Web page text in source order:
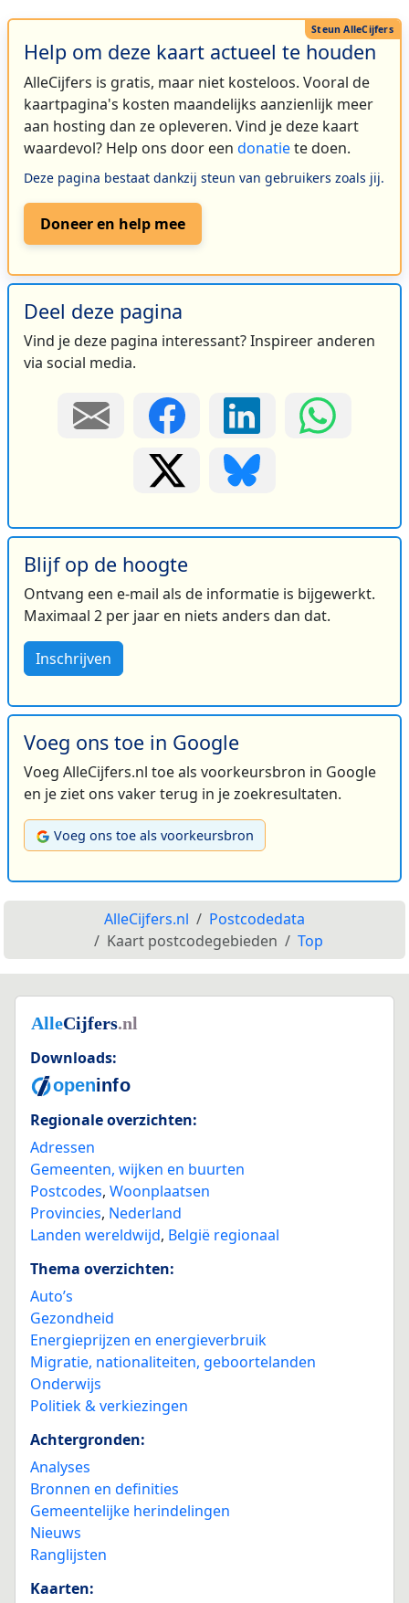
Help om deze kaart actueel te houden
AlleCijfers is gratis, maar niet kosteloos. Vooral de
kaartpagina's kosten maandelijks aanzienlijk meer
aan hosting dan ze opleveren. Vind je deze kaart
waardevol? Help ons door een donatiete doen.
Deze pagina bestaat dankzij steun van gebruikers zoals jij.
Doneer en help mee
Deel deze pagina
Vind je deze pagina interessant? Inspireer anderen
via social media.
Blijf op de hoogte
Ontvang een e-mail als de informatie is bijgewerkt.
Maximaal 2 per jaar en niets anders dan dat.
Inschrijven
Voeg ons toe in Google
Voeg AlleCijfers.nl toe als voorkeursbron in Google
en je ziet ons vaker terug in je zoekresultaten.
Voeg ons toe als voorkeursbron
AlleCijfers.nl
Postcodedata
Kaart postcodegebieden
Top
Downloads:
Regionale overzichten:
Adressen
Gemeenten, wijken en buurten
Postcodes, Woonplaatsen
Provincies, Nederland
Landen wereldwijd, België regionaal
Thema overzichten:
Auto’s
Gezondheid
Energieprijzen en energieverbruik
Migratie, nationaliteiten, geboortelanden
Onderwijs
Politiek & verkiezingen
Achtergronden:
Analyses
Bronnen en definities
Gemeentelijke herindelingen
Nieuws
Ranglijsten
Kaarten: